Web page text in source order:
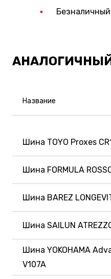
Название
Шина TOYO Proxes
Шина FORMULA
Шина BAREZ
Шина SAILUN
Шина YOKOHAMA
V107A